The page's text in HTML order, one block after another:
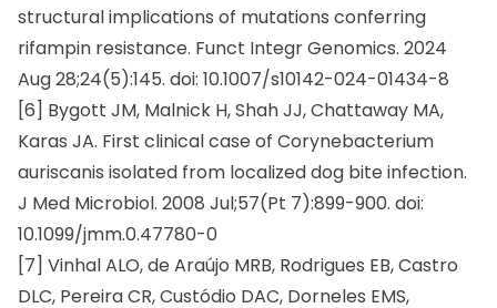
structural implications of mutations conferring
rifampin resistance. Funct Integr Genomics. 2024
Aug 28;24(5):145. doi: 10.1007/s10142-024-01434-8
[6] Bygott JM, Malnick H, Shah JJ, Chattaway MA,
Karas JA. First clinical case of Corynebacterium
auriscanis isolated from localized dog bite infection.
J Med Microbiol. 2008 Jul;57(Pt 7):899-900. doi:
10.1099/jmm.0.47780-0
[7] Vinhal ALO, de Araújo MRB, Rodrigues EB, Castro
DLC, Pereira CR, Custódio DAC, Dorneles EMS,